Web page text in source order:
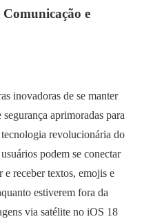
e
inovadoras de se manter
aprimoradas para
revolucionária do
podem se conectar
receber textos, emojis e
estiverem fora da
via satélite no iOS 18